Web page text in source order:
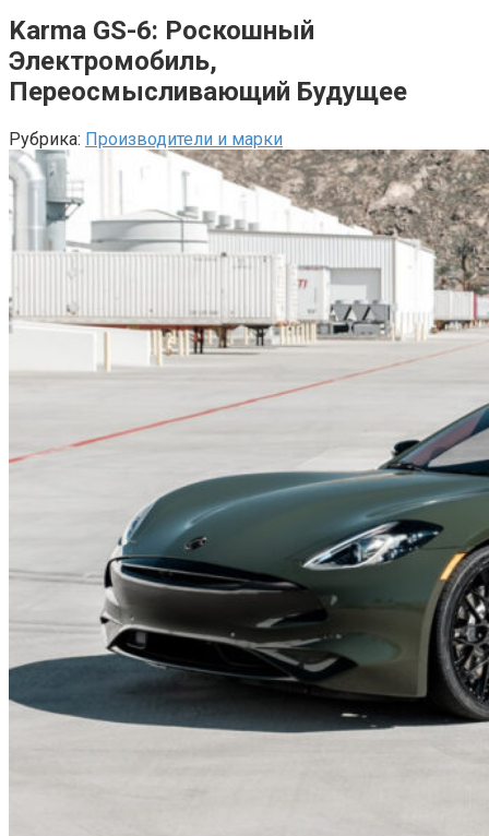
Karma GS-6: Роскошный
Электромобиль,
Переосмысливающий Будущее
Рубрика: Производители и марки